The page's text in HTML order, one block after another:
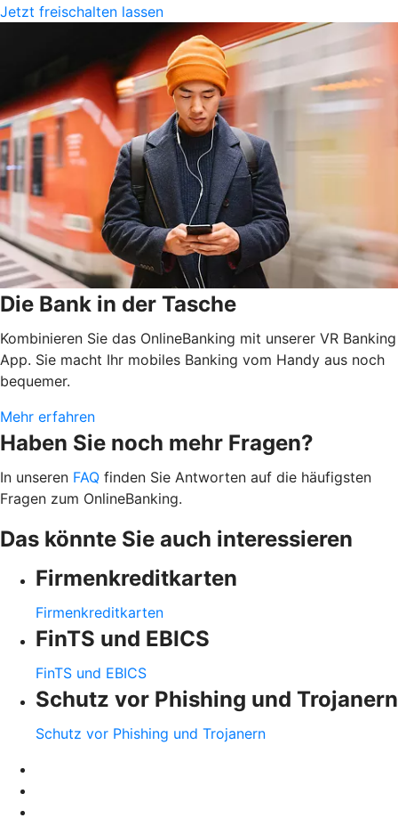
Jetzt freischalten lassen
Die Bank in der Tasche
Kombinieren Sie das OnlineBanking mit unserer VR Banking
App. Sie macht Ihr mobiles Banking vom Handy aus noch
bequemer.
Mehr erfahren
Haben Sie noch mehr Fragen?
In unseren FAQ finden Sie Antworten auf die häufigsten
Fragen zum OnlineBanking.
Das könnte Sie auch interessieren
Firmenkreditkarten
Firmenkreditkarten
FinTS und EBICS
FinTS und EBICS
Schutz vor Phishing und Trojanern
Schutz vor Phishing und Trojanern